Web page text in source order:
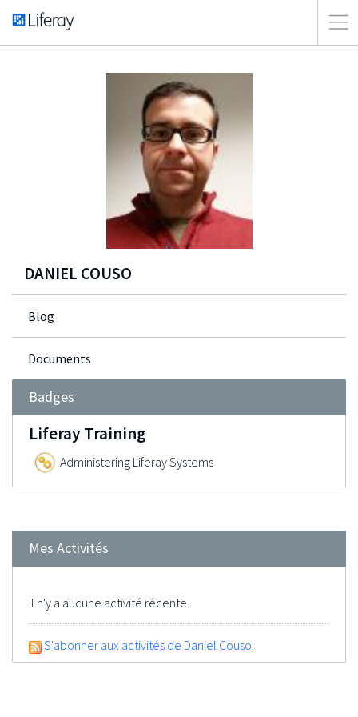
DANIEL COUSO
Blog
Documents
Badges
Liferay Training
Administering Liferay Systems
Mes Activités
Il n'y a aucune activité récente.
S'abonner aux activités de Daniel Couso.